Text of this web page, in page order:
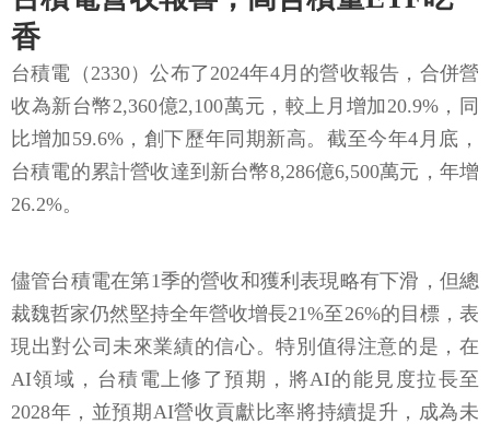
香
台積電（2330）公布了2024年4月的營收報告，合併營
收為新台幣2,360億2,100萬元，較上月增加20.9%，同
比增加59.6%，創下歷年同期新高。截至今年4月底，
台積電的累計營收達到新台幣8,286億6,500萬元，年增
26.2%。
儘管台積電在第1季的營收和獲利表現略有下滑，但總
裁魏哲家仍然堅持全年營收增長21%至26%的目標，表
現出對公司未來業績的信心。特別值得注意的是，在
AI領域，台積電上修了預期，將AI的能見度拉長至
2028年，並預期AI營收貢獻比率將持續提升，成為未